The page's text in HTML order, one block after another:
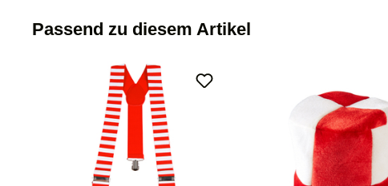
Passend zu diesem Artikel